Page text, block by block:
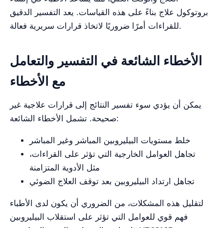
بروتوكول علاج بناءً على هذه القياسات. يعد التفسير الدقيق
للقراءات أمرًا ضروريًا لاتخاذ قرارات سريرية فعالة.
الأخطاء الشائعة في التفسير والتعامل
مع الأخطاء
يمكن أن يؤدي سوء تفسير النتائج إلى قرارات علاجية غير
صحيحة. تشمل الأخطاء الشائعة:
خلط مستويات البيليروبين المباشر وغير المباشر
تجاهل العوامل الخارجية التي تؤثر على القراءات،
مثل الأدوية المتزامنة
تجاهل ارتداد البيليروبين بعد توقف العلاج الضوئي
لتقليل هذه المشكلات، من الضروري أن يكون لدى الأطباء
فهم قوي للعوامل التي تؤثر على استقلاب البيليروبين